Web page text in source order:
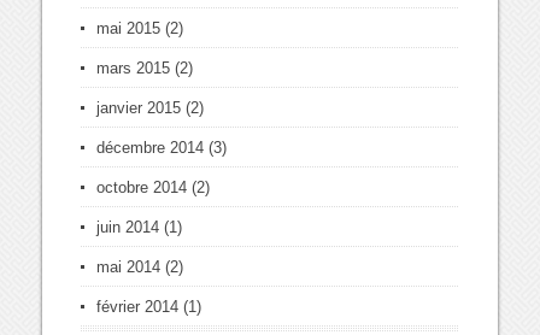
mai 2015 (2)
mars 2015 (2)
janvier 2015 (2)
décembre 2014 (3)
octobre 2014 (2)
juin 2014 (1)
mai 2014 (2)
février 2014 (1)